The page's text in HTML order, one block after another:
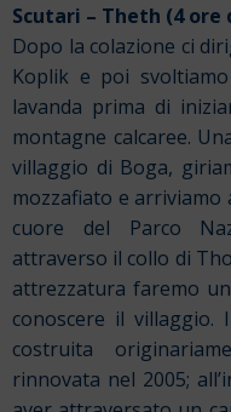
Scutari – Theth (4
Dopo la colazione ci
Koplik e poi
lavanda prima di
montagne calcaree.
villaggio di Boga,
mozzafiato e
cuore del Parco
attraverso il collo di
attrezzatura faremo
conoscere il villaggio.
costruita
rinnovata nel 2005;